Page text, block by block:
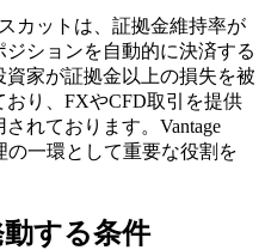
カットは、証拠金維持率が
ションを自動的に決済する
家が証拠金以上の損失を被
り、FXやCFD取引を提供
れております。Vantage
の一環として重要な役割を
する条件